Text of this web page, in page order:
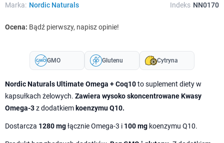
Marka: Nordic Naturals Indeks NN0170
Ocena: Bądź pierwszy, napisz opinie!
GMO Glutenu Cytryna
Nordic Naturals Ultimate Omega + Coq10to suplement diety w
kapsułkach żelowych. Zawiera wysoko skoncentrowane Kwasy
Omega-3z dodatkiem koenzymu Q10.
Dostarcza 1280 mgłącznie Omega-3 i 100 mg koenzymu Q10.